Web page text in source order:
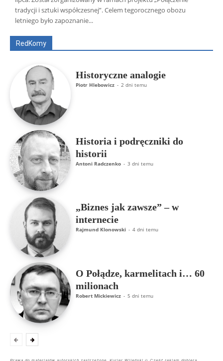
tradycji i sztuki współczesnej”. Celem tegorocznego obozu
letniego było zapoznanie...
RedKomy
Wszyscy Aleksander Borowik
Antoni Radczenko
Artur Płokszto
Grzegorz Górny
ks. Jarosław Wąsowicz SDB
Historyczne analogie
Piotr Hlebowicz - 2 dni temu
Historia i podręczniki do
historii
Antoni Radczenko - 3 dni temu
„Biznes jak zawsze” – w
internecie
Rajmund Klonowski - 4 dni temu
O Połądze, karmelitach i… 60
milionach
Robert Mickiewicz - 5 dni temu